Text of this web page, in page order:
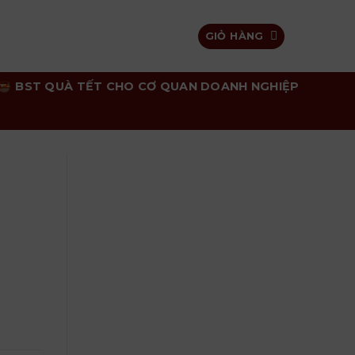
GIỎ HÀNG
BST QUÀ TẾT CHO CƠ QUAN DOANH NGHIỆP